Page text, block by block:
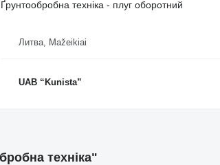
Ґрунтообробна техніка - плуг оборотний
Литва, Mažeikiai
UAB “Kunista”
техніка"